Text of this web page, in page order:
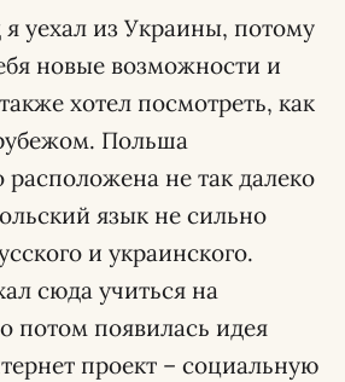
я уехал из Украины, потому
новые возможности и
хотел посмотреть, как
Польша
расположена не так далеко
язык не сильно
и украинского.
сюда учиться на
потом появилась идея
проект – социальную